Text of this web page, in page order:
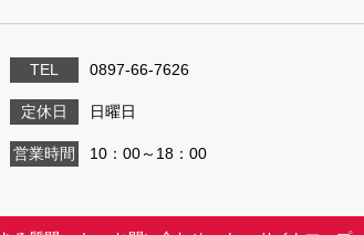
TEL 0897-66-7626
定休日 日曜日
営業時間 10：00～18：00